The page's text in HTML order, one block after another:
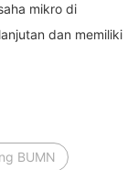
mikro di
dan memiliki
BUMN